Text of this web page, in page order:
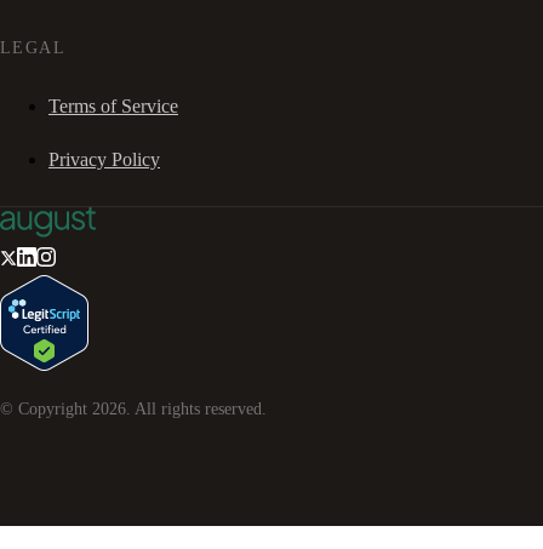
LEGAL
Terms of Service
Privacy Policy
© Copyright 2026 . All rights reserved.